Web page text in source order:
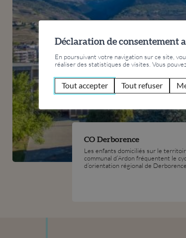
CO Derborence
Les enfants domiciliés sur le
communal d’Ardon fréquentent le
d’orientation régional de Derborence.
Déclaration de consentement
En poursuivant votre navigation sur ce site,
réaliser des statistiques de visites. Vous
Tout accepter Tout refuser